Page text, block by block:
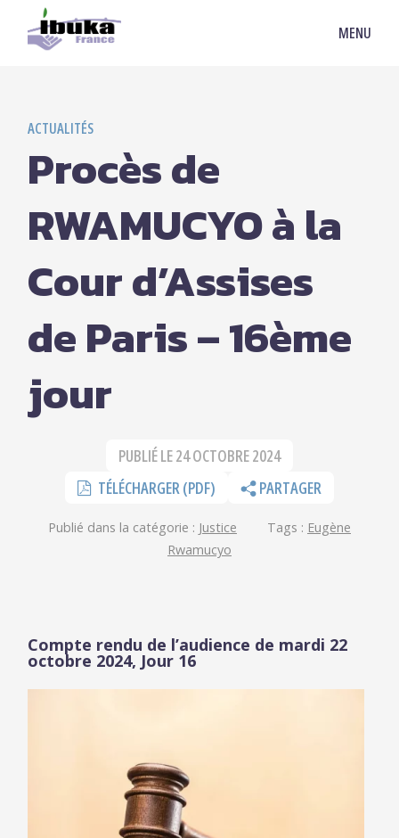
MENU
ACTUALITÉS
Procès de
RWAMUCYO à la
Cour d’Assises
de Paris – 16ème
jour
PUBLIÉ LE24 OCTOBRE 2024
TÉLÉCHARGER (PDF)
PARTAGER
Publié dans la catégorie : Justice Tags : Eugène
Rwamucyo
Compte rendu de l’audience de mardi 22
octobre 2024, Jour 16